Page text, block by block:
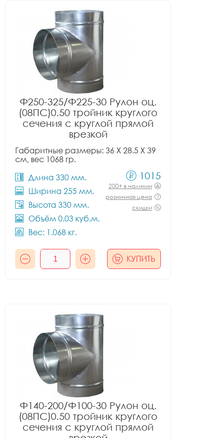
Ф250-325/Ф225-30 Рулон оц.
(08ПС)0.50 тройник круглого
сечения с круглой прямой
врезкой
Габаритные размеры: 36 X 28.5 X 39
см, вес 1068 гр.
Длина 330 мм.
Ширина 255 мм.
Высота 330 мм.
Объём 0.03 куб.м.
Вес: 1.068 кг.
1015
200+ в наличии
розничная цена
скидки
КУПИТЬ
Ф140-200/Ф100-30 Рулон оц.
(08ПС)0.50 тройник круглого
сечения с круглой прямой